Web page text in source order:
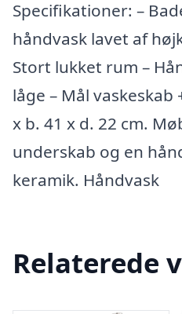
Specifikationer: –
håndvask lavet af
Stort lukket rum –
låge – Mål vaskeskab
x b. 41 x d. 22 cm.
underskab og en
keramik. Håndvask
Relaterede